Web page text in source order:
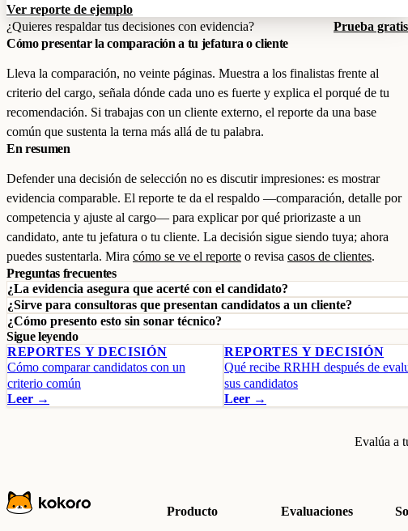
Ver reporte de ejemplo
¿Quieres respaldar tus decisiones con evidencia?
Prueba gratis
Cómo presentar la comparación a tu jefatura o cliente
Lleva la comparación, no veinte páginas. Muestra a los finalistas frente al
criterio del cargo, señala dónde cada uno es fuerte y explica el porqué de tu
recomendación. Si trabajas con un cliente externo, el reporte da una base
común que sustenta la terna más allá de tu palabra.
En resumen
Defender una decisión de selección no es discutir impresiones: es mostrar
evidencia comparable. El reporte te da el respaldo —comparación, detalle por
competencia y ajuste al cargo— para explicar por qué priorizaste a un
candidato, ante tu jefatura o tu cliente. La decisión sigue siendo tuya; ahora
puedes sustentarla. Mira cómo se ve el reporte o revisa casos de clientes.
Preguntas frecuentes
¿La evidencia asegura que acerté con el candidato?
¿Sirve para consultoras que presentan candidatos a un cliente?
¿Cómo presento esto sin sonar técnico?
Sigue leyendo
REPORTES Y DECISIÓN
Cómo comparar candidatos con un
criterio común
Leer →
REPORTES Y DECISIÓN
Qué recibe RRHH después de
sus candidatos
Leer →
Evalúa a
Producto Evaluaciones